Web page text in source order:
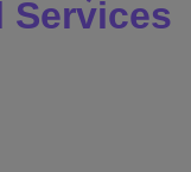
Services